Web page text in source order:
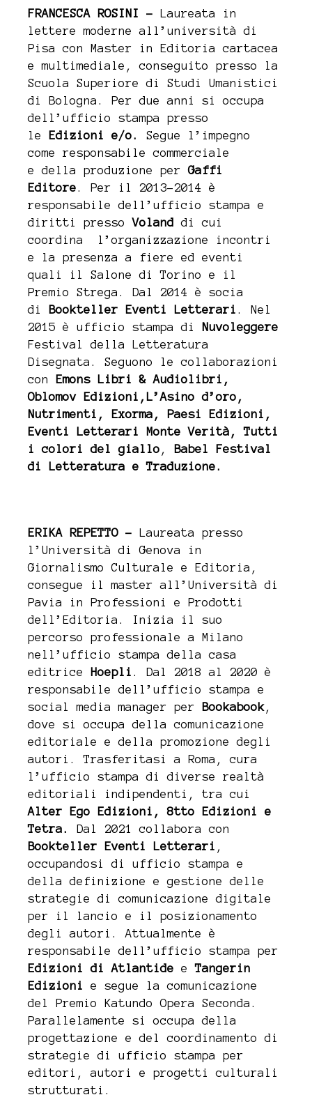
FRANCESCA ROSINI – Laureata in
lettere moderne all’università di
Pisa con Master in Editoria cartacea
e multimediale, conseguito presso la
Scuola Superiore di Studi Umanistici
di Bologna. Per due anni si occupa
dell’ufficio stampa presso
le Edizioni e/o.
Segue l’impegno
come responsabile commerciale
e
della produzione perGaffi
Editore. Per il 2013-2014 è
responsabile dell’ufficio stampa e
diritti pressoVoland di cui
coordina l’organizzazione incontri
e la presenza a fiere ed eventi
quali il Salone di Torino e il
Premio Strega. Dal 2014 è socia
di
Bookteller Eventi Letterari . Nel
2015 è ufficio stampa di Nuvoleggere
Festival della Letteratura
Disegnata. Seguono le collaborazioni
con Emons Libri & Audiolibri,
Oblomov Edizioni, L’Asino d’oro,
Nutrimenti, Exorma, Paesi Edizioni,
Eventi Letterari Monte Verità, Tutti
i colori del giallo , Babel Festival
di Letteratura e Traduzione.
ERIKA REPETTO – Laureata presso
l’Università di Genova in
Giornalismo Culturale e Editoria,
consegue il master all’Università di
Pavia in Professioni e Prodotti
dell’Editoria. Inizia il suo
percorso professionale a Milano
nell’ufficio stampa della casa
editrice Hoepli . Dal 2018 al 2020 è
responsabile dell’ufficio stampa e
social media manager per Bookabook,
dove si occupa della comunicazione
editoriale e della promozione degli
autori. Trasferitasi a Roma, cura
l’ufficio stampa di diverse realtà
editoriali indipendenti, tra cui
Alter Ego Edizioni, 8tto Edizioni e
Tetra.
Dal 2021 collabora con
Bookteller Eventi Letterari ,
occupandosi di ufficio stampa e
della definizione e gestione delle
strategie di comunicazione digitale
per il lancio e il posizionamento
degli autori. Attualmente è
responsabile dell’ufficio stampa per
Edizioni di Atlantide eTangerin
Edizioni
e segue la comunicazione
del Premio Katundo Opera Seconda.
Parallelamente si occupa della
progettazione e del coordinamento di
strategie di ufficio stampa per
editori, autori e progetti culturali
strutturati.